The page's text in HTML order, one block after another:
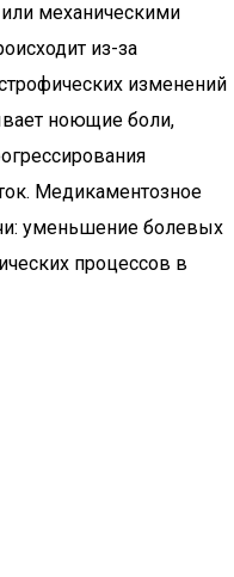
механическими
из-за
изменений
ноющие боли,
Медикаментозное
уменьшение болевых
процессов в